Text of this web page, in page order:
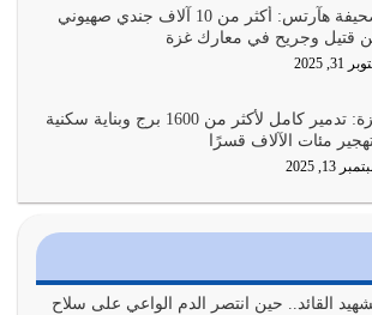
ان تكون خير امة أخرجت للناس بالنهوض
والنهي عن…
لا يجوز أن يخضع لآرائنا وأهوائنا
وتتفرق في كيانها معناه أنها أصبحت
صحيفة هآرتس: أكثر من 10 آلاف جندي صهيوني
قتيل وجريح في معارك غزة
31, 2025
غزة: تدمير كامل لأكثر من 1600 برج وبناية سكنية
مئات الآلاف قسرًا
13, 2025
القائد.. حين انتصر الدم الواعي على سلاح